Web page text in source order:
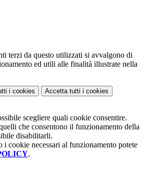
terzi da questo utilizzati si avvalgono di
ed utili alle finalità illustrate nella
i cookies Accetta tutti i cookies
scegliere quali cookie consentire.
che consentono il funzionamento della
disabilitarli.
i cookie necessari al funzionamento potete
.